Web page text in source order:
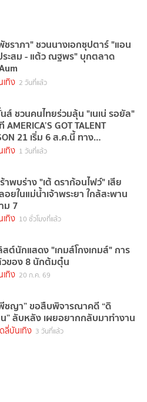
ราภา" ชวนนางเอกซุปตาร์ "แอน
ะสม - แต้ว ณฐพร" บุกตลาด
เทิง 2 วันที่แล้ว
ส์ ชวนคนไทยร่วมลุ้น "เนเน่ รอยัล"
AMERICA’S GOT TALENT
21 เริ่ม 6 ส.ค.นี้ ทาง
NOW
เทิง 1 วันที่แล้ว
าพบร่าง "เต้ ดราก้อนไฟว์" เสีย
ยในแม่น้ำเจ้าพระยา ใกล้สะพาน
ม 7
เทิง 10 ชั่วโมงที่แล้ว
ต์นักแสดง "เกมส์โกงเกมส์" การ
ของ 8 นักต้มตุ๋น
เทิง 20 ก.ค. 69
ชญา” ขอสืบพิจารณาคดี “ดิ
” ลับหลัง เผยอยากกลับมาทำงาน
ลี่บันเทิง 3 วันที่แล้ว